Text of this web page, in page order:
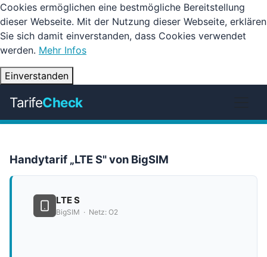
Cookies ermöglichen eine bestmögliche Bereitstellung
dieser Webseite. Mit der Nutzung dieser Webseite, erklären
Sie sich damit einverstanden, dass Cookies verwendet
werden. Mehr Infos
Einverstanden
TarifeCheck
Handytarif „LTE S" von BigSIM
LTE S
BigSIM · Netz: O2